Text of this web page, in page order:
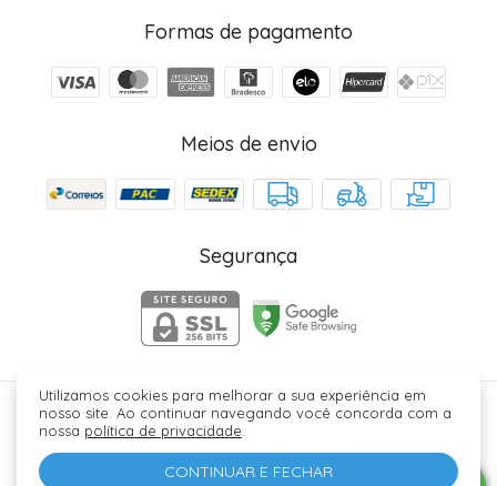
Utilizamos cookies para melhorar a sua experiência em
nosso site. Ao continuar navegando você concorda com a
nossa política de privacidade
CONTINUAR E FECHAR
Formas de pagamento
Meios de envio
Segurança
Júlia Fez Cosméticos - 40006329000184. Copyright ©
2026 - Todos os direitos reservados.